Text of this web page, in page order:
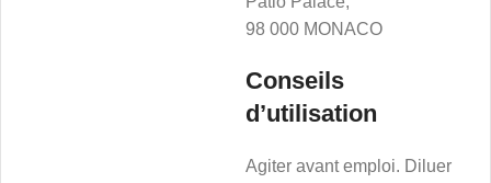
98 000 MONACO
Conseils
d’utilisation
Agiter avant emploi. Diluer